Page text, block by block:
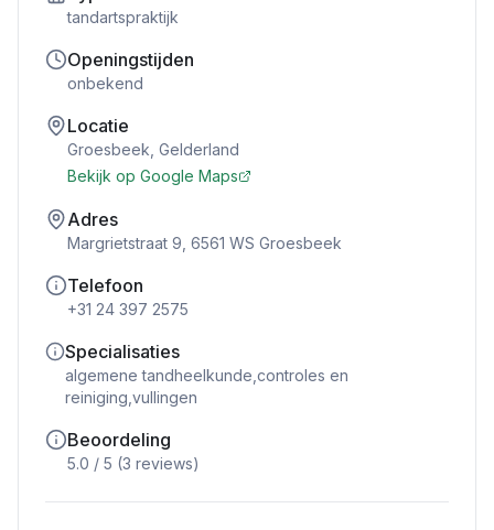
tandartspraktijk
Openingstijden
onbekend
Locatie
Groesbeek Gelderland
Bekijk op Google Maps
Adres
Margrietstraat 9, 6561 WS Groesbeek
Telefoon
+31 24 397 2575
Specialisaties
algemene tandheelkunde,controles en
reiniging,vullingen
Beoordeling
5.0 / 5 (3 reviews)